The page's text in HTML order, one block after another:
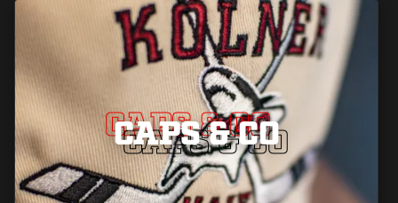
CAPS & CO
CAPS & CO
CAPS & CO